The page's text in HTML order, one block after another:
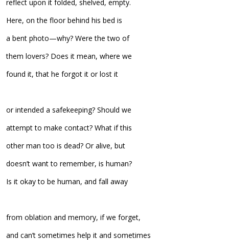
reflect upon it folded, shelved, empty.
Here, on the floor behind his bed is
a bent photo—why? Were the two of
them lovers? Does it mean, where we
found it, that he forgot it or lost it
or intended a safekeeping? Should we
attempt to make contact? What if this
other man too is dead? Or alive, but
doesn’t want to remember, is human?
Is it okay to be human, and fall away
from oblation and memory, if we forget,
and can’t sometimes help it and sometimes